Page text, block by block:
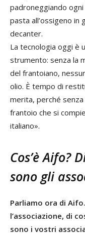
padroneggiando
pasta all’ossigeno in
decanter.
La tecnologia oggi è
strumento: senza la
del frantoiano,
olio. È tempo di
merita, perché senza
frantoio che si
italiano».
Cos’è Aifo?
sono gli
Parliamo ora di
l’associazione, di
sono i vostri